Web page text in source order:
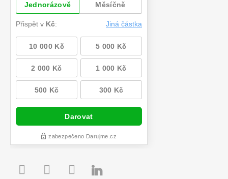
